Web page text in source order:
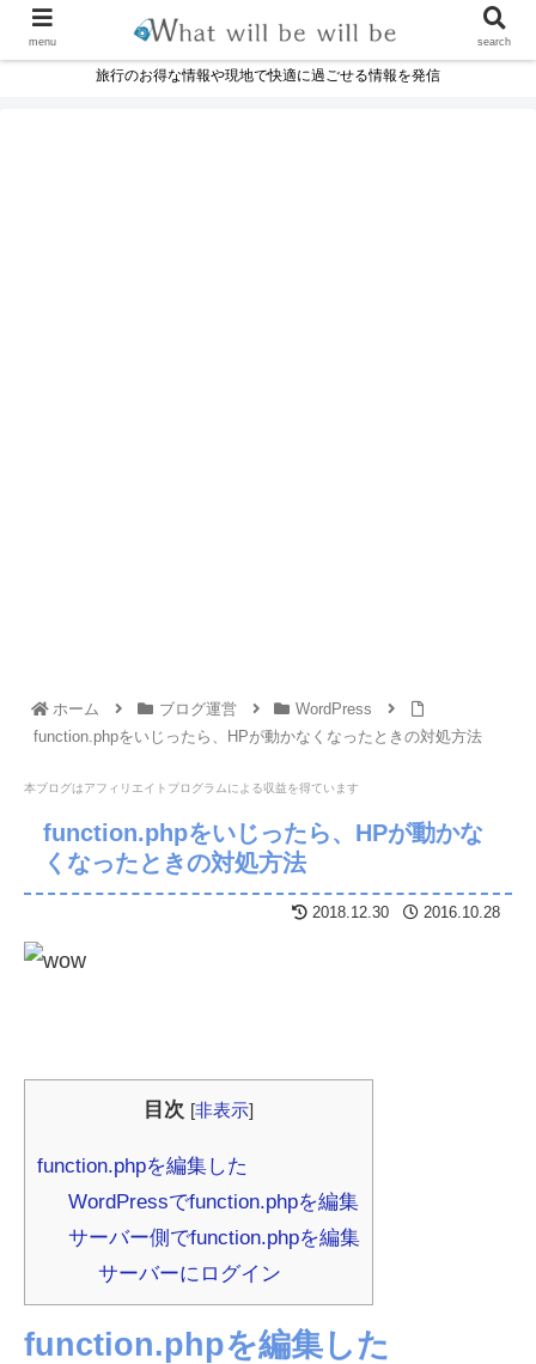
旅行のお得な情報や現地で快適に過ごせる情報を発信
ホーム ブログ運営
WordPress
function.phpをいじったら、HPが動かなくなったときの対処方法
本ブログはアフィリエイトプログラムによる収益を得ています
function.phpをいじったら、HPが動かな
くなったときの対処方法
2018.12.30 2016.10.28
目次 [非表示]
function.phpを編集した
WordPressでfunction.phpを編集
サーバー側でfunction.phpを編集
サーバーにログイン
function.phpを編集した
menu search